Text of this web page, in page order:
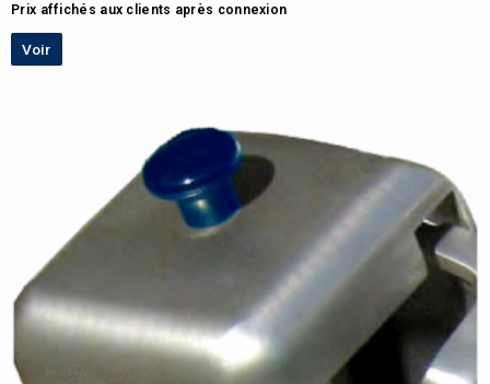
Prix affichés aux clients après connexion
Voir